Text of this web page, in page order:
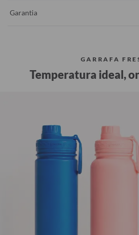
Garantia
GARRAFA
Temperatura ideal,